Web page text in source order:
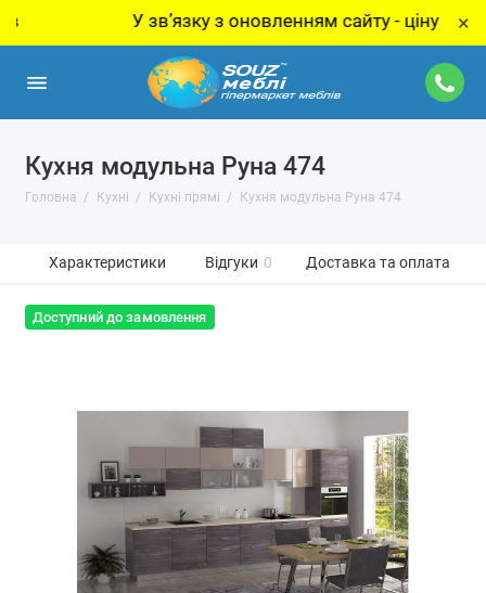
У звʼязку з оновленням сайту - ціну за товар
×
Кухня модульна Руна 474
Головна Кухні Кухні прямі Кухня модульна Руна 474
Характеристики Відгуки 0 Доставка та оплата
Доступний до замовлення